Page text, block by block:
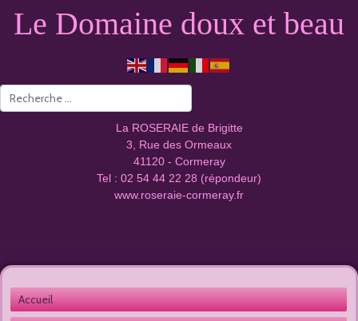
Le Domaine doux et beau
Valider
La ROSERAIE de Brigitte
3, Rue des Ormeaux
41120 - Cormeray
Tel : 02 54 44 22 28 (répondeur)
www.roseraie-cormeray.fr
Accueil